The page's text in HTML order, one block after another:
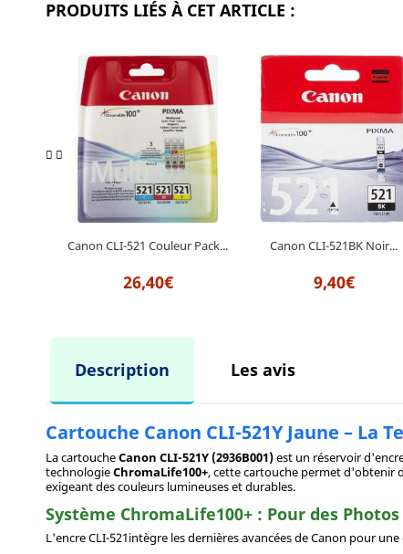
PRODUITS LIÉS À CET ARTICLE :
Canon CLI-521 Couleur Pack...
26,40€
Canon CLI-521BK Noir...
9,40€
Description Les avis
Cartouche Canon CLI-521Y Jaune – La
La cartoucheCanon CLI-521Y (2936B001)est un réservoir
technologieChromaLife100+, cette cartouche permet d'obtenir
exigeant des couleurs lumineuses et durables.
Système ChromaLife100+ : Pour des
L'encre CLI-521intègre les dernières avancées de Canon pour